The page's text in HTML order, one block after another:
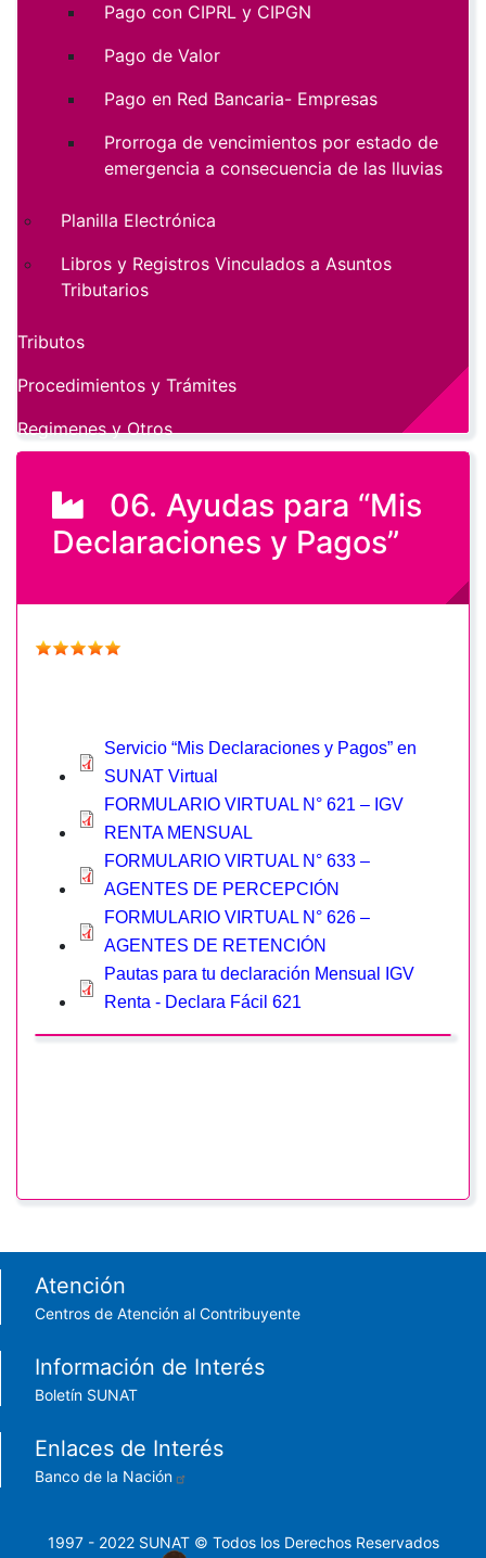
06. Ayudas para “Mis
Declaraciones y Pagos”
Servicio “Mis Declaraciones y Pagos” en
SUNAT Virtual
FORMULARIO VIRTUAL N° 621 – IGV
RENTA MENSUAL
FORMULARIO VIRTUAL N° 633 –
AGENTES DE PERCEPCIÓN
FORMULARIO VIRTUAL N° 626 –
AGENTES DE RETENCIÓN
Pautas para tu declaración Mensual IGV
Renta - Declara Fácil 621
Pago con CIPRL y CIPGN
Pago de Valor
Pago en Red Bancaria- Empresas
Prorroga de vencimientos por estado de
emergencia a consecuencia de las lluvias
Planilla Electrónica
Libros y Registros Vinculados a Asuntos
Tributarios
Tributos
Procedimientos y Trámites
Regimenes y Otros
Footer menu
Atención
Centros de Atención al Contribuyente
Información de Interés
Boletín SUNAT
Enlaces de Interés
Banco de la Nación
1997 - 2022 SUNAT © Todos los Derechos Reservados